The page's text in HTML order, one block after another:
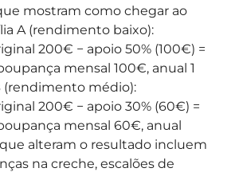
mostram como chegar ao
A (rendimento baixo):
200€ − apoio 50% (100€) =
mensal 100€, anual 1
(rendimento médio):
200€ − apoio 30% (60€) =
mensal 60€, anual
alteram o resultado incluem
na creche, escalões de